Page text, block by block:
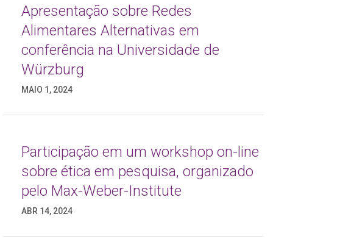
Apresentação sobre Redes
Alimentares Alternativas em
conferência na Universidade de
Würzburg
MAIO 1, 2024
Participação em um workshop on-line
sobre ética em pesquisa, organizado
pelo Max-Weber-Institute
ABR 14, 2024